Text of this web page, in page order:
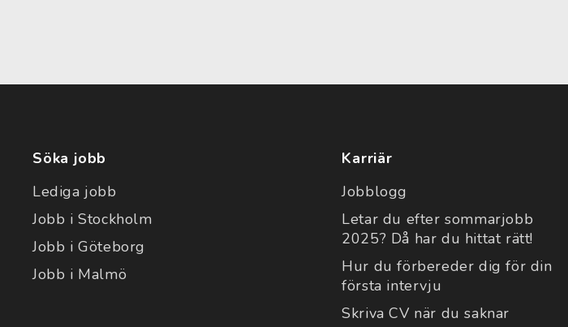
Söka jobb
Lediga jobb
Jobb i Stockholm
Jobb i Göteborg
Jobb i Malmö
Karriär
Jobblogg
Letar du efter sommarjobb
2025? Då har du hittat rätt!
Hur du förbereder dig för din
första intervju
Skriva CV när du saknar